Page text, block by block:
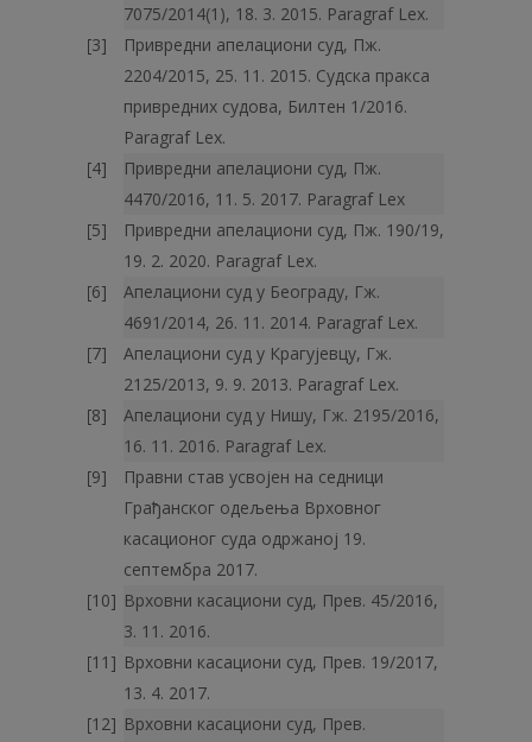
7075/2014(1), 18. 3. 2015. Paragraf Lex.
Привредни апелациони суд, Пж.
2204/2015, 25. 11. 2015. Судска пракса
привредних судова, Билтен 1/2016.
Paragraf Lex.
Привредни апелациони суд, Пж.
4470/2016, 11. 5. 2017. Paragraf Lex
Привредни апелациони суд, Пж. 190/19,
19. 2. 2020. Paragraf Lex.
Апелациони суд у Београду, Гж.
4691/2014, 26. 11. 2014. Paragraf Lex.
Апелациони суд у Крагујевцу, Гж.
2125/2013, 9. 9. 2013. Paragraf Lex.
Апелациони суд у Нишу, Гж. 2195/2016,
16. 11. 2016. Paragraf Lex.
Правни став усвојен на седници
Грађанског одељења Врховног
касационог суда одржаној 19.
септембра 2017.
Врховни касациони суд, Прев. 45/2016,
3. 11. 2016.
Врховни касациони суд, Прев. 19/2017,
13. 4. 2017.
Врховни касациони суд, Прев.